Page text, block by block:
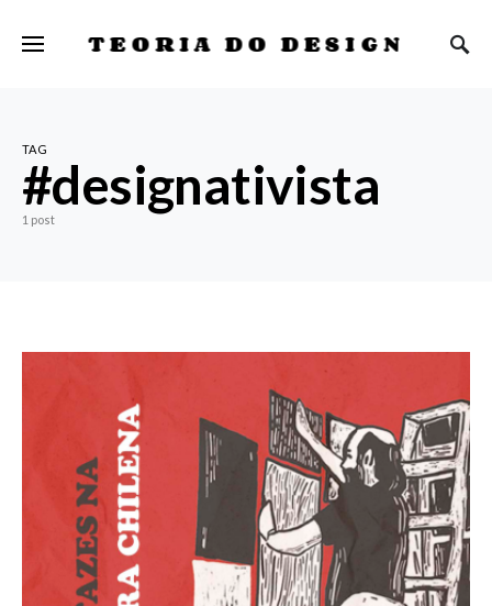
TEORIA DO DESIGN
TAG
#designativista
1 post